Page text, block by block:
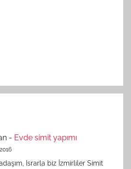
- Evde simit yapımı
Israrla biz İzmirliler Simit